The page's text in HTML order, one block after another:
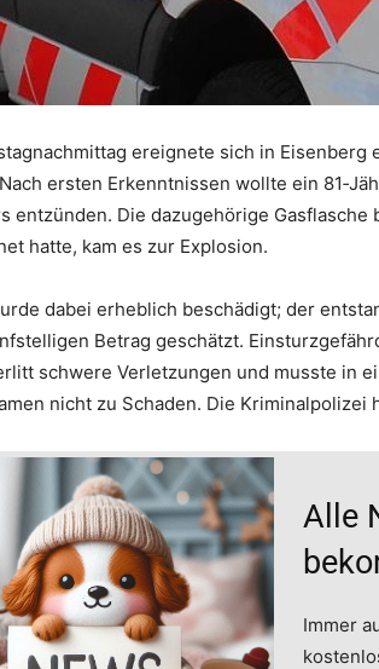
ereignete sich in
ersten Erkenntnissen wollte ein
entzünden. Die dazugehörige Gasflasche
hatte, kam es zur Explosion.
dabei erheblich beschädigt; der
Betrag geschätzt.
schwere Verletzungen und musste in
nicht zu Schaden. Die Kriminalpolizei
Alle
Immer